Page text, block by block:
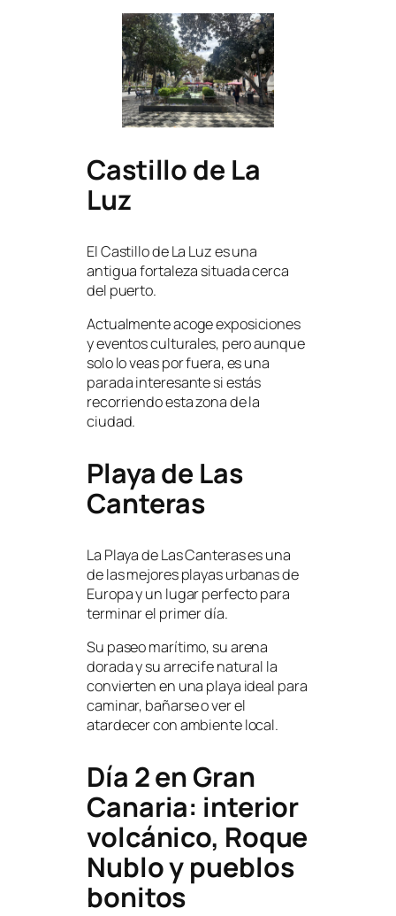
Castillo de La
Luz
El Castillo de La Luz es una
antigua fortaleza situada cerca
del puerto.
Actualmente acoge exposiciones
y eventos culturales, pero aunque
solo lo veas por fuera, es una
parada interesante si estás
recorriendo esta zona de la
ciudad.
Playa de Las
Canteras
La Playa de Las Canteras es una
de las mejores playas urbanas de
Europa y un lugar perfecto para
terminar el primer día.
Su paseo marítimo, su arena
dorada y su arrecife natural la
convierten en una playa ideal para
caminar, bañarse o ver el
atardecer con ambiente local.
Día 2 en Gran
Canaria: interior
volcánico, Roque
Nublo y pueblos
bonitos